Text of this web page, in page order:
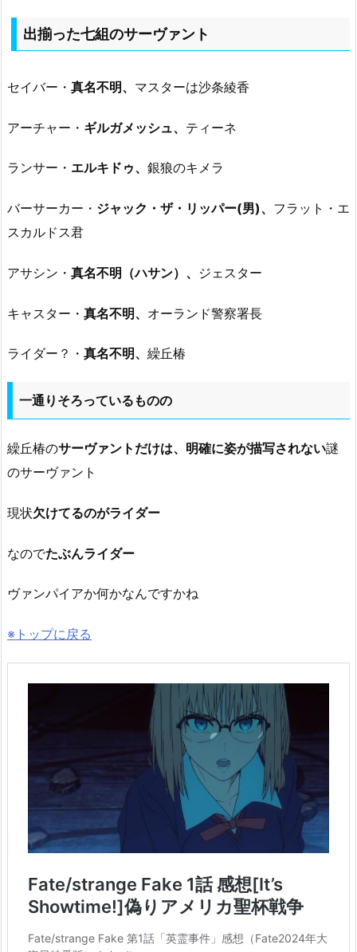
出揃った七組のサーヴァント
セイバー・ 真名不明、 マスターは沙条綾香
アーチャー・ ギルガメッシュ、 ティーネ
ランサー・ エルキドゥ、 銀狼のキメラ
バーサーカー・ ジャック・ザ・リッパー(男)、 フラット・エ
スカルドス君
アサシン・ 真名不明（ハサン）、 ジェスター
キャスター・ 真名不明、 オーランド警察署長
ライダー？・ 真名不明、 繰丘椿
一通りそろっているものの
繰丘椿のサーヴァントだけは、明確に姿が描写されない謎
のサーヴァント
現状欠けてるのがライダー
なのでたぶんライダー
ヴァンパイアか何かなんですかね
※トップに戻る